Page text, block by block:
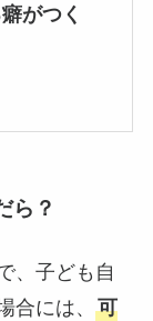
がつく
ら？
、子ども自
合には、
可